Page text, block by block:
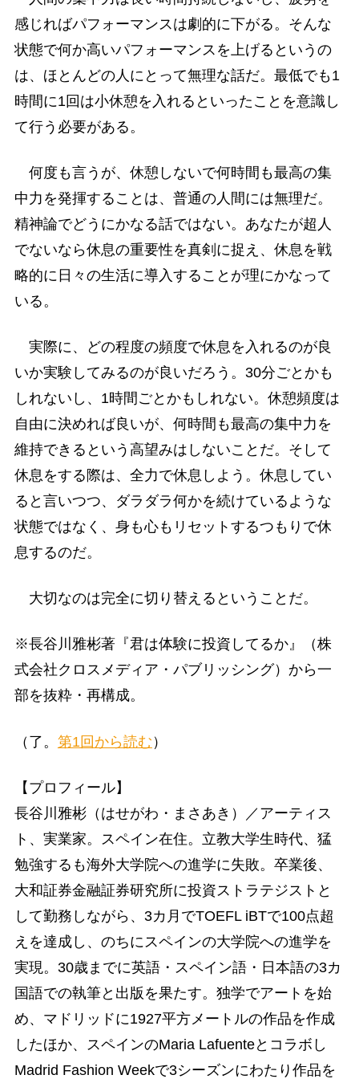
感じればパフォーマンスは劇的に下がる。そんな
状態で何か高いパフォーマンスを上げるというの
は、ほとんどの人にとって無理な話だ。最低でも1
時間に1回は小休憩を入れるといったことを意識し
て行う必要がある。
何度も言うが、休憩しないで何時間も最高の集
中力を発揮することは、普通の人間には無理だ。
精神論でどうにかなる話ではない。あなたが超人
でないなら休息の重要性を真剣に捉え、休息を戦
略的に日々の生活に導入することが理にかなって
いる。
実際に、どの程度の頻度で休息を入れるのが良
いか実験してみるのが良いだろう。30分ごとかも
しれないし、1時間ごとかもしれない。休憩頻度は
自由に決めれば良いが、何時間も最高の集中力を
維持できるという高望みはしないことだ。そして
休息をする際は、全力で休息しよう。休息してい
ると言いつつ、ダラダラ何かを続けているような
状態ではなく、身も心もリセットするつもりで休
息するのだ。
大切なのは完全に切り替えるということだ。
※長谷川雅彬著『君は体験に投資してるか』（株
式会社クロスメディア・パブリッシング）から一
部を抜粋・再構成。
（了。 第1回から読む ）
【プロフィール】
長谷川雅彬（はせがわ・まさあき）／アーティス
ト、実業家。スペイン在住。立教大学生時代、猛
勉強するも海外大学院への進学に失敗。卒業後、
大和証券金融証券研究所に投資ストラテジストと
して勤務しながら、3カ月でTOEFL iBTで100点超
えを達成し、のちにスペインの大学院への進学を
実現。30歳までに英語・スペイン語・日本語の3カ
国語での執筆と出版を果たす。独学でアートを始
め、マドリッドに1927平方メートルの作品を作成
したほか、スペインのMaria Lafuenteとコラボし
Madrid Fashion Weekで3シーズンにわたり作品を